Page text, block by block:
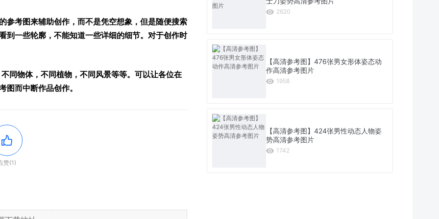
参考图来辅助创作，而不是凭空想象，但是随便搜索
到一些轮廓，不能知道一些详细的细节。对于创作时
同物体，不同植物，不同风景等等。可以让各位在
图而中断作品创作。
赞(1)
2620
【高清参考图】476张男女形体姿态动
作高清参考图片
1958
【高清参考图】424张男性动态人物姿
势高清参考图片
1742